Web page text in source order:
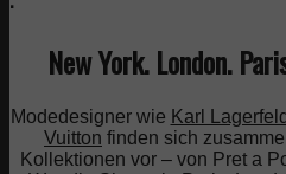
New York. London.
Modedesigner wie Karl Lagerfeld
Vuitton finden sich
Kollektionen vor – von Pret a